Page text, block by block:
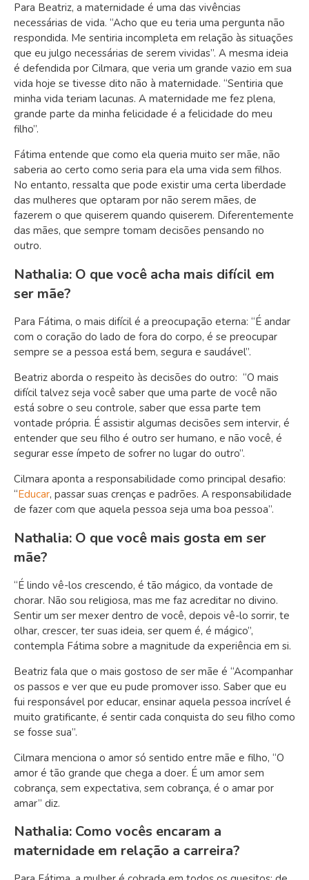
Para Beatriz, a maternidade é uma das vivências
necessárias de vida. “Acho que eu teria uma pergunta não
respondida. Me sentiria incompleta em relação às situações
que eu julgo necessárias de serem vividas”. A mesma ideia
é defendida por Cilmara, que veria um grande vazio em sua
vida hoje se tivesse dito não à maternidade. “Sentiria que
minha vida teriam lacunas. A maternidade me fez plena,
grande parte da minha felicidade é a felicidade do meu
filho”.
Fátima entende que como ela queria muito ser mãe, não
saberia ao certo como seria para ela uma vida sem filhos.
No entanto, ressalta que pode existir uma certa liberdade
das mulheres que optaram por não serem mães, de
fazerem o que quiserem quando quiserem. Diferentemente
das mães, que sempre tomam decisões pensando no
outro.
Nathalia: O que você acha mais difícil em
ser mãe?
Para Fátima, o mais difícil é a preocupação eterna: “É andar
com o coração do lado de fora do corpo, é se preocupar
sempre se a pessoa está bem, segura e saudável”.
Beatriz aborda o respeito às decisões do outro: “O mais
difícil talvez seja você saber que uma parte de você não
está sobre o seu controle, saber que essa parte tem
vontade própria. É assistir algumas decisões sem intervir, é
entender que seu filho é outro ser humano, e não você, é
segurar esse ímpeto de sofrer no lugar do outro”.
Cilmara aponta a responsabilidade como principal desafio:
“Educar, passar suas crenças e padrões. A responsabilidade
de fazer com que aquela pessoa seja uma boa pessoa”.
Nathalia: O que você mais gosta em ser
mãe?
“É lindo vê-los crescendo, é tão mágico, da vontade de
chorar. Não sou religiosa, mas me faz acreditar no divino.
Sentir um ser mexer dentro de você, depois vê-lo sorrir, te
olhar, crescer, ter suas ideia, ser quem é, é mágico”,
contempla Fátima sobre a magnitude da experiência em si.
Beatriz fala que o mais gostoso de ser mãe é “Acompanhar
os passos e ver que eu pude promover isso. Saber que eu
fui responsável por educar, ensinar aquela pessoa incrível é
muito gratificante, é sentir cada conquista do seu filho como
se fosse sua”.
Cilmara menciona o amor só sentido entre mãe e filho, “O
amor é tão grande que chega a doer. É um amor sem
cobrança, sem expectativa, sem cobrança, é o amar por
amar” diz.
Nathalia: Como vocês encaram a
maternidade em relação a carreira?